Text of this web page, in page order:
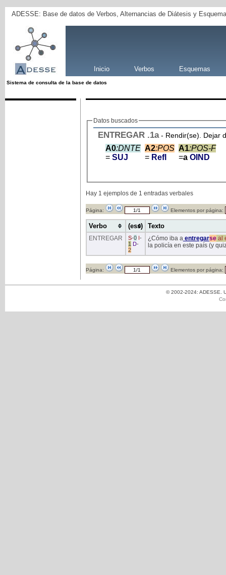
ADESSE: Base de datos de Verbos, Alternancias de Diátesis y
Inicio Verbos Esquemas
Sistema de consulta de la base de datos
Datos buscados
ENTREGAR .1a - Rendir(se). Dejar
A0:DNTE
= SUJ
A2:POS
= Refl
A1:POS-F
=a OIND
Hay 1 ejemplos de 1 entradas verbales
Página: Elementos por página:
Verbo (ess) Texto
ENTREGAR S-0 -
1
D-
2
¿Cómo iba aentregarseal
la policía en este país (y
Página: Elementos por página:
© 2002-2024: ADESSE.